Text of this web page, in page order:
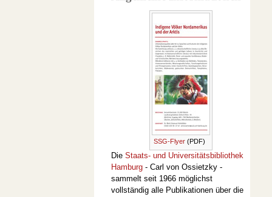
SSG-Flyer(PDF)
Die Staats- und Universitätsbibliothek
Hamburg- Carl von Ossietzky -
sammelt seit 1966 möglichst
vollständig alle Publikationen über die